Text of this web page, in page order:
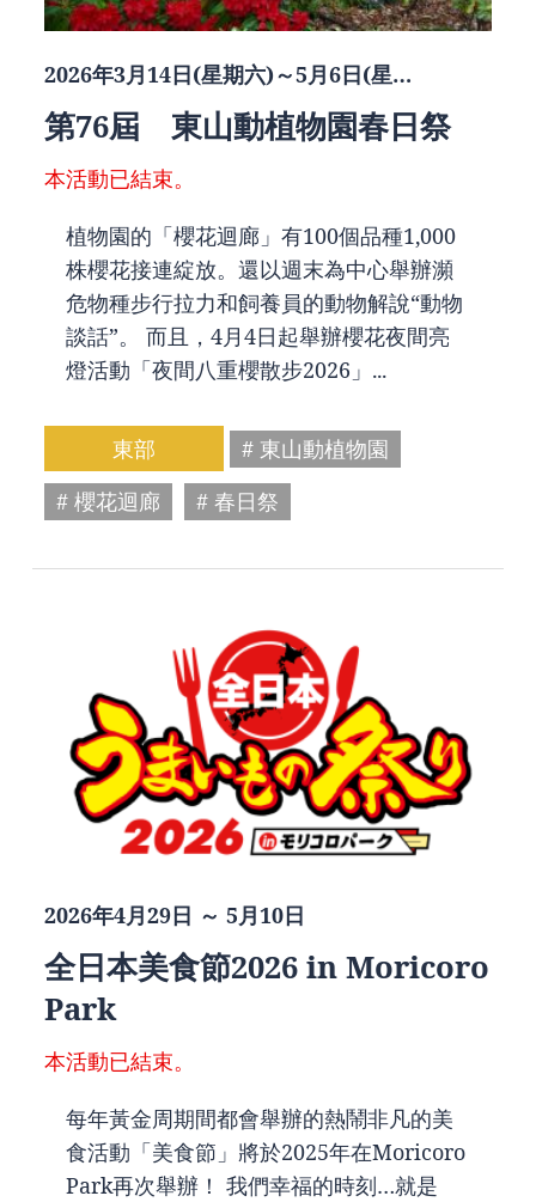
2026年3月14日(星期六)～5月6日(星…
第76屆 東山動植物園春日祭
本活動已結束。
植物園的「櫻花迴廊」有100個品種1,000
株櫻花接連綻放。還以週末為中心舉辦瀕
危物種步行拉力和飼養員的動物解說“動物
談話”。 而且，4月4日起舉辦櫻花夜間亮
燈活動「夜間八重櫻散步2026」...
東部
# 東山動植物園
# 櫻花迴廊
# 春日祭
2026年4月29日 ～ 5月10日
全日本美食節2026 in Moricoro
Park
本活動已結束。
每年黃金周期間都會舉辦的熱鬧非凡的美
食活動「美食節」將於2025年在Moricoro
Park再次舉辦！ 我們幸福的時刻…就是